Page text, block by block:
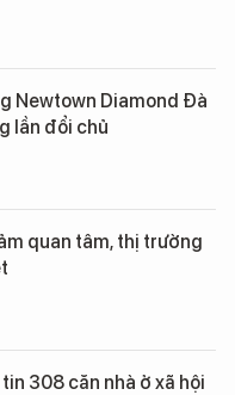
Newtown Diamond Đà
lần đổi chủ
quan tâm, thị trường
308 căn nhà ở xã hội